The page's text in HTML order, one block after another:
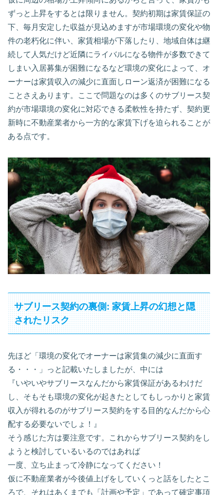
ずっと上昇をするとは限りません。契約初期は家賃保証の
下、毎月安定した収益が見込めますが市場環境の変化や物
件の老朽化に伴い、家賃相場が下落したり、地域自体は継
続して人気だけど近隣にライバルになる物件が多数できて
しまい入居募集が困難になるなど環境の変化によって、オ
ーナーは家賃収入の減少に直面しローン返済が困難になる
ことさえあります。ここで問題なのは多くのサブリース契
約が市場環境の変化に対応できる柔軟性を持たず、契約更
新時に不動産業者から一方的な家賃下げを迫られることが
ある点です。
サブリース契約の裏側: 家賃上昇の幻想と隠
されたリスク
先ほど「環境の変化でオーナーは家賃集の減少に直面す
る・・・」っと記載いたしましたが、中には
『いやいやサブリースなんだから家賃保証があるわけだ
し、そもそも環境の変化が起きたとしてもしっかりと家賃
収入が得れるのがサブリース契約をする目的なんだから心
配する必要ないでしょ！』
そう感じた方は要注意です。これからサブリース契約をし
ようと検討しているいるのではあれば
一度、立ち止まって冷静になってください！
仮に不動産業者が今後値上げをしていくっと話をしたとこ
ろで、それはあくまでも「計画や予定」であって確定事項